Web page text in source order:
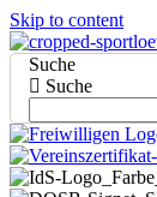
Skip to content
Suche
Suche